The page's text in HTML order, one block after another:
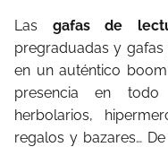
Las gafas de
pregraduadas y
en un auténtico
presencia en
herbolarios,
regalos y bazares…